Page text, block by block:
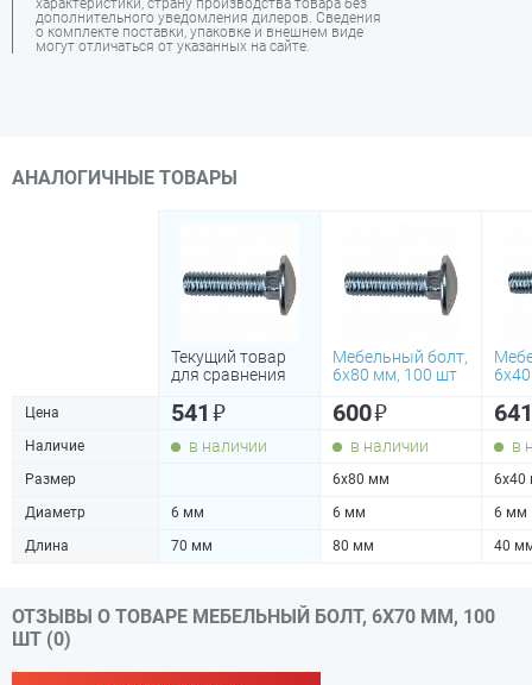
характеристики, страну производства товара без
дополнительного уведомления дилеров. Сведения
о комплекте поставки, упаковке и внешнем виде
могут отличаться от указанных на сайте.
АНАЛОГИЧНЫЕ ТОВАРЫ
Текущий товар
для сравнения
Мебельный болт,
6х80 мм, 100 шт
Цена 541 ₽ 600₽
Наличие в наличии в наличии в
Размер 6х80 мм
6х40
Диаметр
6 мм 6 мм
6 мм
Длина
70 мм 80 мм 40
ОТЗЫВЫ О ТОВАРЕ МЕБЕЛЬНЫЙ БОЛТ, 6Х70 ММ, 100
ШТ (0)